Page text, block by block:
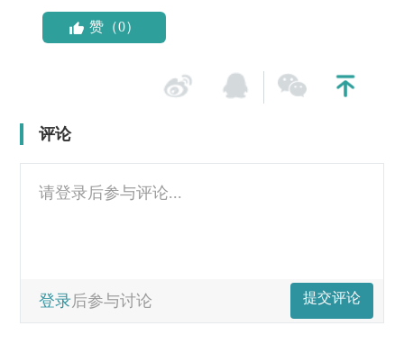
赞（0）
评论
请登录后参与评论...
登录后参与讨论 提交评论